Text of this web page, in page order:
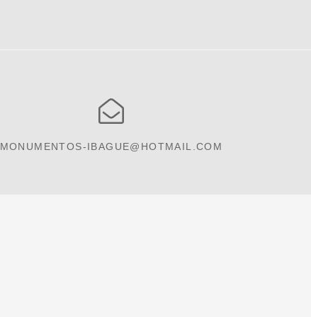
MONUMENTOS-IBAGUE@HOTMAIL.COM